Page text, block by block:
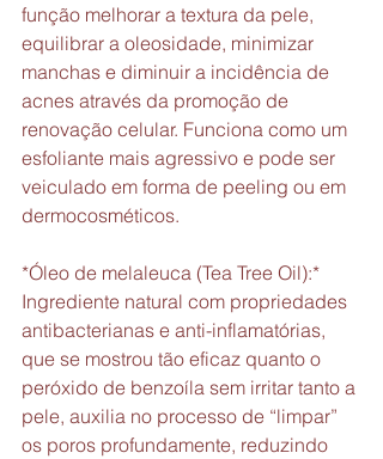
função melhorar a textura da pele,
equilibrar a oleosidade, minimizar
manchas e diminuir a incidência de
acnes através da promoção de
renovação celular. Funciona como um
esfoliante mais agressivo e pode ser
veiculado em forma de peeling ou em
dermocosméticos.
*Óleo de melaleuca (Tea Tree Oil):*
Ingrediente natural com propriedades
antibacterianas e anti-inflamatórias,
que se mostrou tão eficaz quanto o
peróxido de benzoíla sem irritar tanto a
pele, auxilia no processo de “limpar”
os poros profundamente, reduzindo